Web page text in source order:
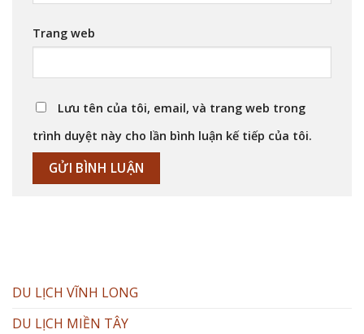
Trang web
Lưu tên của tôi, email, và trang web trong
trình duyệt này cho lần bình luận kế tiếp của tôi.
DU LỊCH VĨNH LONG
DU LỊCH MIỀN TÂY